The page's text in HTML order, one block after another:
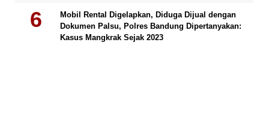
Mobil Rental Digelapkan, Diduga Dijual dengan
Dokumen Palsu, Polres Bandung Dipertanyakan:
Kasus Mangkrak Sejak 2023